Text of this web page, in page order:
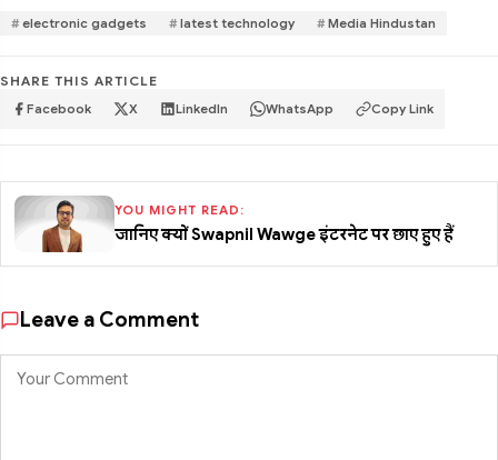
electronic gadgets latest technology Media Hindustan
SHARE THIS ARTICLE
Facebook X LinkedIn WhatsApp Copy Link
YOU MIGHT READ:
जानिए क्यों Swapnil Wawge इंटरनेट पर छाए हुए हैं
Leave a Comment